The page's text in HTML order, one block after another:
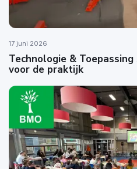
17 juni 2026
Technologie &
voor de praktijk